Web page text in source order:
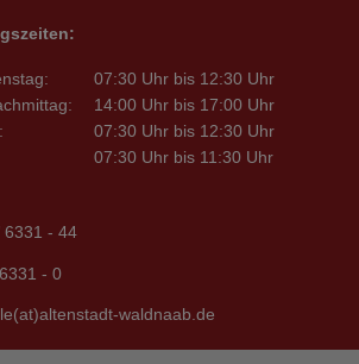
07:30 Uhr bis 12:30 Uhr
14:00 Uhr bis 17:00 Uhr
07:30 Uhr bis 12:30 Uhr
07:30 Uhr bis 11:30 Uhr
6331 - 44
- 0
(at)altenstadt-waldnaab de